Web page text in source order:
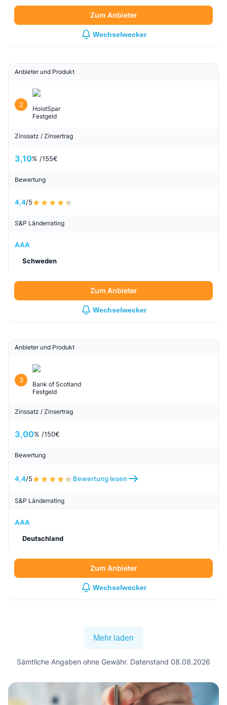
Zum Anbieter
Wechselwecker
Anbieter und Produkt
2
HoistSpar
Festgeld
Zinssatz / Zinsertrag
3,10% /155€
Bewertung
4,4/5
S&P Länderrating
AAA
Schweden
Zum Anbieter
Wechselwecker
Anbieter und Produkt
3
Bank of Scotland
Festgeld
Zinssatz / Zinsertrag
3,00% /150€
Bewertung
4,4/5 Bewertung lesen
S&P Länderrating
AAA
Deutschland
Zum Anbieter
Wechselwecker
Mehr laden
Sämtliche Angaben ohne Gewähr. Datenstand 08.08.2026